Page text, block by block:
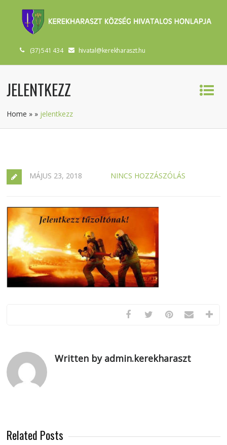
(37) 541 434 hivatal@kerekharaszt.hu
JELENTKEZZ
Home » » jelentkezz
MÁJUS 23, 2018 NINCS HOZZÁSZÓLÁS
Written by admin.kerekharaszt
Related Posts